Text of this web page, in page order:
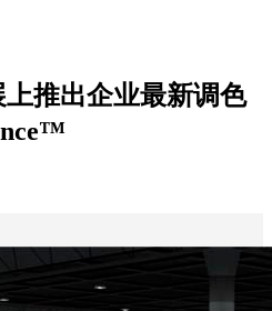
推出企业最新调色